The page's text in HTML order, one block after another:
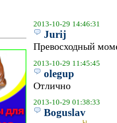
2013-10-29 14:46:31
Jurij
Превосходный
2013-10-29 11:45:45
olegup
Отлично
2013-10-29 01:38:33
Boguslav